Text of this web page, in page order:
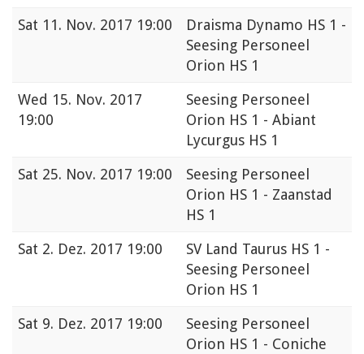
Sat 11. Nov. 2017 19:00
Draisma Dynamo HS 1 -
Seesing Personeel
Orion HS 1
Wed 15. Nov. 2017
19:00
Seesing Personeel
Orion HS 1 - Abiant
Lycurgus HS 1
Sat 25. Nov. 2017 19:00
Seesing Personeel
Orion HS 1 - Zaanstad
HS 1
Sat 2. Dez. 2017 19:00
SV Land Taurus HS 1 -
Seesing Personeel
Orion HS 1
Sat 9. Dez. 2017 19:00
Seesing Personeel
Orion HS 1 - Coniche